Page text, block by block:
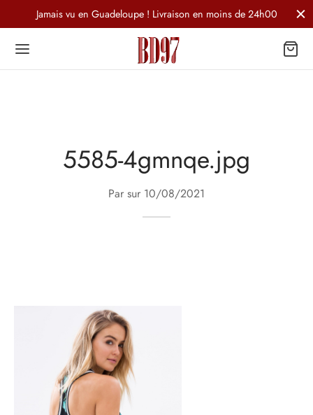
Jamais vu en Guadeloupe ! Livraison en moins de 24h00
5585-4gmnqe.jpg
Par sur 10/08/2021